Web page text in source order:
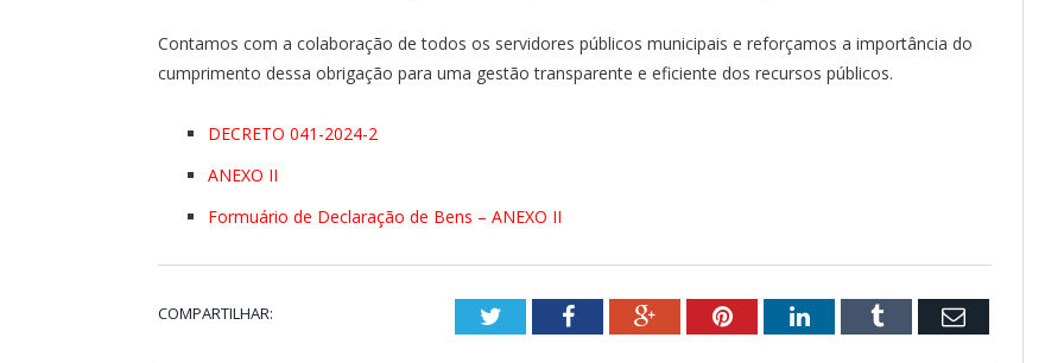
Contamos com a colaboração de todos os servidores públicos municipais e reforçamos a importância do
cumprimento dessa obrigação para uma gestão transparente e eficiente dos recursos públicos.
DECRETO 041-2024-2
ANEXO II
Formuário de Declaração de Bens – ANEXO II
COMPARTILHAR: TwitterFacebookGoogle+PinterestLinkedInTumblr Email